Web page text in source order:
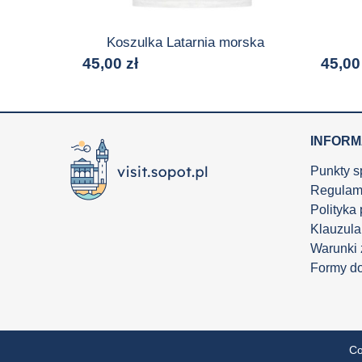
Koszulka Latarnia morska
45,00 zł 45,00
Punkty
Polityka
Warunki
Formy